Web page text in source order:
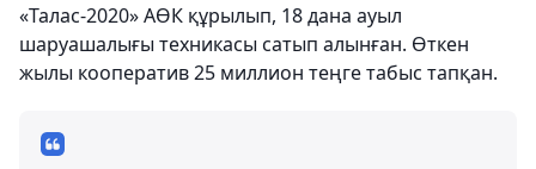
«Талас-2020» АӨК құрылып, 18 дана ауыл
шаруашалығы техникасы сатып алынған. Өткен
жылы кооператив 25 миллион теңге табыс тапқан.